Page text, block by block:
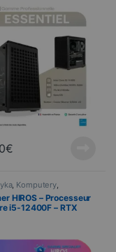
14400 – 16 Go RAM – 1
€
, Komputery,
zmontowany
HIROS – Processeur
i5-12400F – RTX